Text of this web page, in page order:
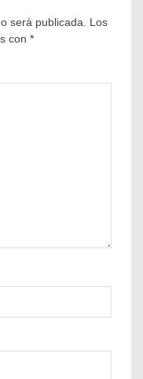
será publicada.
Los
con *